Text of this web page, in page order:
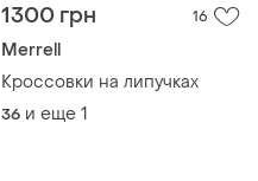
1300 грн 16
Merrell
Кроссовки на липучках
36 и еще 1